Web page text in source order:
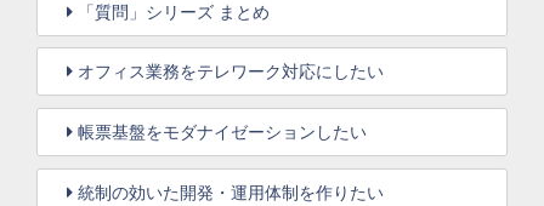
「質問」シリーズ まとめ
オフィス業務をテレワーク対応にしたい
帳票基盤をモダナイゼーションしたい
統制の効いた開発・運用体制を作りたい